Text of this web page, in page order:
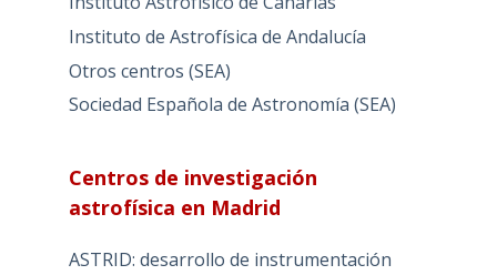
Instituto de Astrofísica de Andalucía
Otros centros (SEA)
Sociedad Española de Astronomía (SEA)
Centros de investigación
astrofísica en Madrid
ASTRID: desarrollo de instrumentación